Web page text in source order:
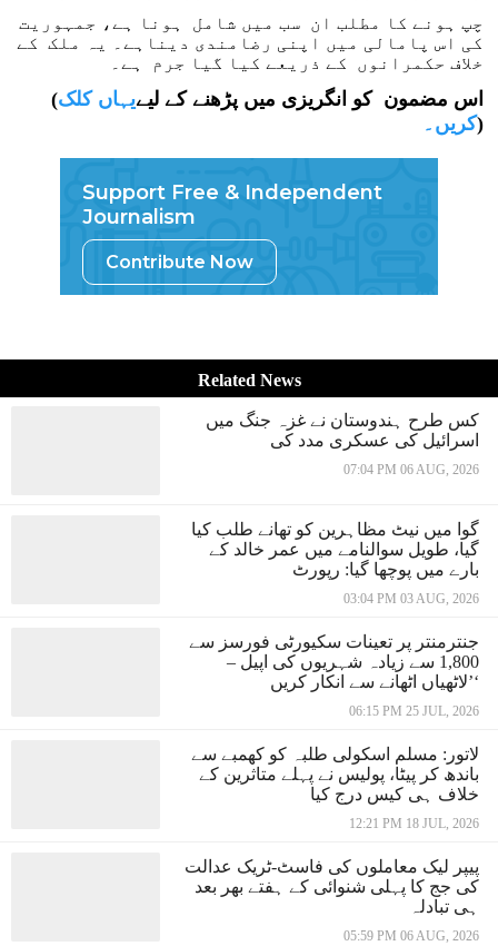
چپ ہونے کا مطلب ان سب میں شامل ہونا ہے، جمہوریت
کی اس پامالی میں اپنی رضامندی دیناہے۔ یہ ملک کے
خلاف حکمرانوں کے ذریعے کیا گیا جرم ہے۔
(اس مضمون کو انگریزی میں پڑھنے کے لیےیہاں کلک
کریں۔)
Support Free & Independent
Journalism
Contribute Now
Related News
کس طرح ہندوستان نے غزہ جنگ میں
اسرائیل کی عسکری مدد کی
07:04 PM 06 AUG, 2026
گوا میں نیٹ مظاہرین کو تھانے طلب کیا
گیا، طویل سوالنامے میں عمر خالد کے
بارے میں پوچھا گیا: رپورٹ
03:04 PM 03 AUG, 2026
جنترمنتر پر تعینات سکیورٹی فورسز سے
1,800 سے زیادہ شہریوں کی اپیل –
’لاٹھیاں اٹھانے سے انکار کریں‘
06:15 PM 25 JUL, 2026
لاتور: مسلم اسکولی طلبہ کو کھمبے سے
باندھ کر پیٹا، پولیس نے پہلے متاثرین کے
خلاف ہی کیس درج کیا
12:21 PM 18 JUL, 2026
پیپر لیک معاملوں کی فاسٹ-ٹریک عدالت
کی جج کا پہلی شنوائی کے ہفتے بھر بعد
ہی تبادلہ
05:59 PM 06 AUG, 2026